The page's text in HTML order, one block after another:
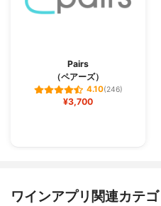
Pairs
（ペアーズ）
4.10(246)
¥3,700
ワインアプリ関連カテ